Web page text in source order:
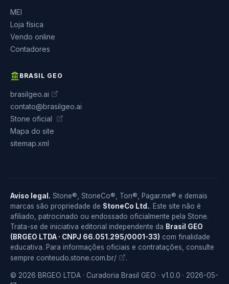
MEI
Loja física
Vendo online
Contadores
BRASIL GEO
brasilgeo.ai
contato@brasilgeo.ai
Stone oficial
Mapa do site
sitemap.xml
Aviso legal. Stone®, StoneCo®, Ton®, Pagar.me® e demais
marcas são propriedade de StoneCo Ltd.. Este site não é
afiliado, patrocinado ou endossado oficialmente pela Stone.
Trata-se de iniciativa editorial independente da Brasil GEO
(BRGEO LTDA · CNPJ 66.051.295/0001-33) com finalidade
educativa. Para informações oficiais e contratações, consulte
sempre conteudo.stone.com.br/ .
© 2026 BRGEO LTDA · Curadoria Brasil GEO · v1.0.0 · 2026-05-